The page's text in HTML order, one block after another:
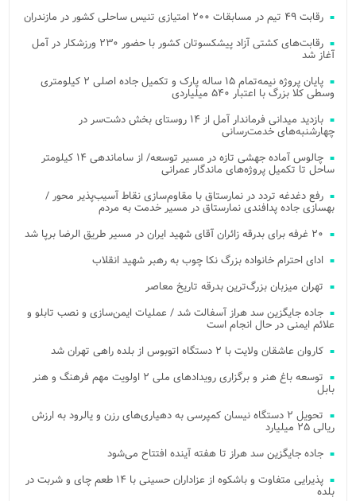
رقابت ۴۹ تیم در مسابقات ۲۰۰ امتیازی تنیس ساحلی کشور در مازندران
رقابت‌های کشتی آزاد پیشکسوتان کشور با حضور ۲۳۰ ورزشکار در آمل
آغاز شد
پایان پروژه نیمه‌تمام ۱۵ ساله پارک و تکمیل جاده اصلی ۲ کیلومتری
وسطی کلا بزرگ با اعتبار ۵۴۰ میلیاردی
بازدید میدانی فرماندار آمل از ۱۴ روستای بخش دشت‌سر در
چهارشنبه‌های خدمت‌رسانی
چالوس آماده جهشی تازه در مسیر توسعه/ از ساماندهی ۱۴ کیلومتر
ساحل تا تکمیل پروژه‌های ماندگار عمرانی
رفع دغدغه تردد در نمارستاق با مقاوم‌سازی نقاط آسیب‌پذیر محور /
بهسازی جاده پدافندی نمارستاق در مسیر خدمت به مردم
۲۰ غرفه برای بدرقه زائران آقای شهید ایران در مسیر طریق الرضا برپا شد
ادای احترام خانواده بزرگ نکا چوب به رهبر شهید انقلاب
تهران میزبان بزرگ‌ترین بدرقه تاریخ معاصر
جاده جایگزین سد هراز آسفالت شد / عملیات ایمن‌سازی و نصب تابلو و
علائم ایمنی در حال انجام است
کاروان عاشقان ولایت با ۲ دستگاه اتوبوس از بلده راهی تهران شد
توسعه باغ هنر و برگزاری رویدادهای ملی ۲ اولویت مهم فرهنگ و هنر
بابل
تحویل ۲ دستگاه نیسان کمپرسی به دهیاری‌های رزن و یالرود به ارزش
ریالی ۲۵ میلیارد
جاده جایگزین سد هراز تا هفته آینده افتتاح می‌شود
پذیرایی متفاوت و باشکوه از عزاداران حسینی با ۱۴ طعم چای و شربت در
بلده